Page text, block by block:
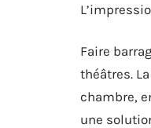
Faire
théâtres.
chambre,
une